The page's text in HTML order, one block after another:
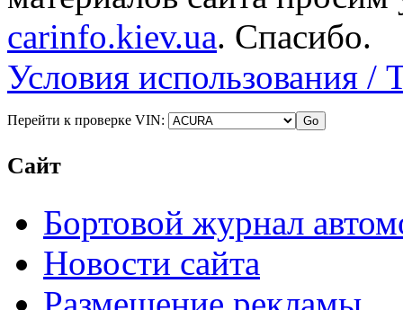
carinfo.kiev.ua. Спасибо.
Условия использования /
Перейти к проверке VIN:
Сайт
Бортовой журнал
Новости сайта